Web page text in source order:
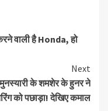
वाली है Honda, हो
Next
के शमशेर के हुनर ने
को पछाड़ा! देखिए कमाल